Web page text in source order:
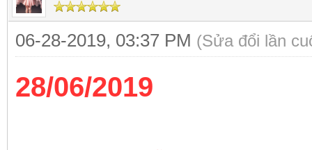
06-28-2019, 03:37 PM (Sửa đổi lần
28/06/2019